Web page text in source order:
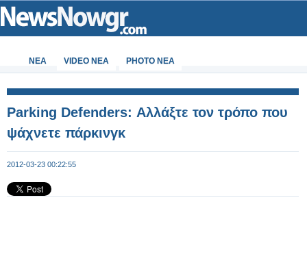
ΝΕΑ VIDEO NEA PHOTO NEA
Parking Defenders: Αλλάξτε τον τρόπο που
ψάχνετε πάρκινγκ
2012-03-23 00:22:55